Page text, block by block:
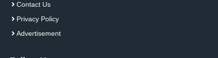
Contact Us
Privacy Policy
Advertisement